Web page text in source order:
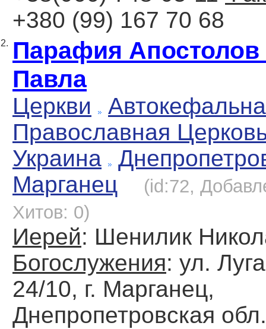
+380 (99) 167 70 68
2. Парафия Апостолов
Павла
Церкви
Православная
Украина
Марганец
(id:72,
Хитов: 0)
Иерей: Шенилик
Богослужения: ул.
24/10, г. Марганец,
Днепропетровская